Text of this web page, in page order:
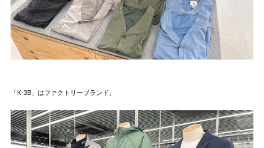
「K-3B」はファクトリーブランド。